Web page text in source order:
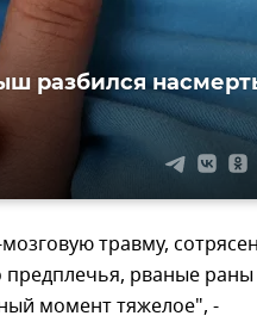
разбился
травму,
предплечья, рваные раны
момент тяжелое", -